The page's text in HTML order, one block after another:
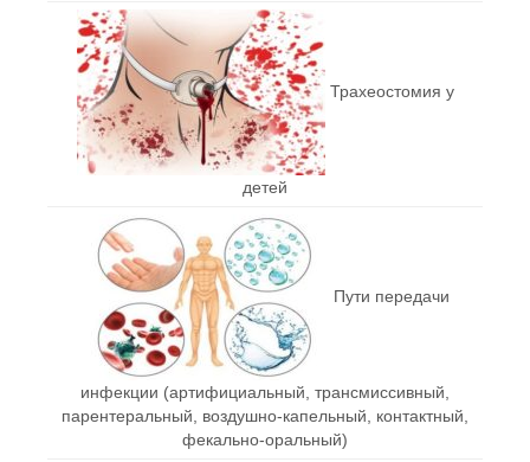
Трахеостомия у
детей
Пути передачи
инфекции (артифициальный, трансмиссивный,
парентеральный, воздушно-капельный, контактный,
фекально-оральный)